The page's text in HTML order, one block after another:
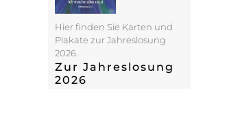
Hier finden Sie Karten und
Plakate zur Jahreslosung
2026.
Zur Jahreslosung
2026